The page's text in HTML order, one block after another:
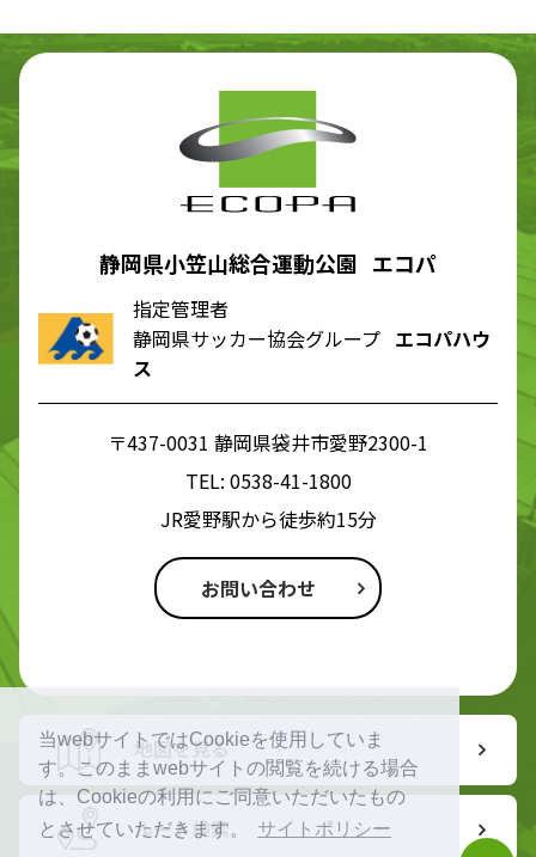
当webサイトではCookieを使用していま
す。このままwebサイトの閲覧を続ける場合
は、Cookieの利用にご同意いただいたもの
とさせていただきます。
サイトポリシー
静岡県小笠山総合運動公園 エコパ
指定管理者
静岡県サッカー協会グループ エコパハウ
ス
〒437-0031 静岡県袋井市愛野2300-1
TEL: 0538-41-1800
JR愛野駅から徒歩約15分
お問い合わせ
地図を見る
ルート検索